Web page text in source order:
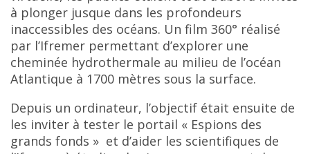
à plonger jusque dans les profondeurs
inaccessibles des océans. Un film 360° réalisé
par l’Ifremer permettant d’explorer une
cheminée hydrothermale au milieu de l’océan
Atlantique à 1700 mètres sous la surface.
Depuis un ordinateur, l’objectif était ensuite de
les inviter à tester le portail « Espions des
grands fonds » et d’aider les scientifiques de